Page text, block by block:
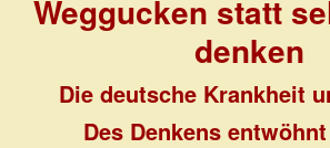
Weggucken statt
denken
Die deutsche Krankheit
Des Denkens